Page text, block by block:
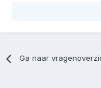
Ga naar